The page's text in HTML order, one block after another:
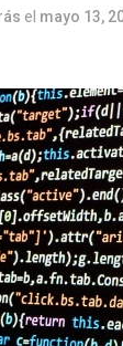
el mayo 13,